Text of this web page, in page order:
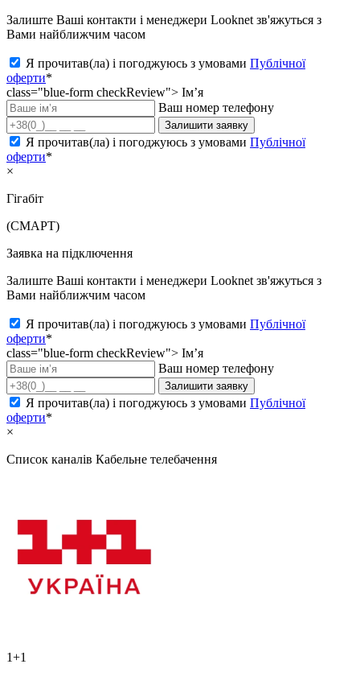
Залиште Ваші контакти і менеджери Looknet зв'яжуться з
Вами найближчим часом
Я прочитав(ла) і погоджуюсь з умовами Публічної
оферти*
class="blue-form checkReview"> Ім’я
Ваш номер телефону
Залишити заявку
Я прочитав(ла) і погоджуюсь з умовами Публічної
оферти*
×
Гігабіт
(СМАРТ)
Заявка на підключення
Залиште Ваші контакти і менеджери Looknet зв'яжуться з
Вами найближчим часом
Я прочитав(ла) і погоджуюсь з умовами Публічної
оферти*
class="blue-form checkReview"> Ім’я
Ваш номер телефону
Залишити заявку
Я прочитав(ла) і погоджуюсь з умовами Публічної
оферти*
×
Список каналів Кабельне телебачення
1+1